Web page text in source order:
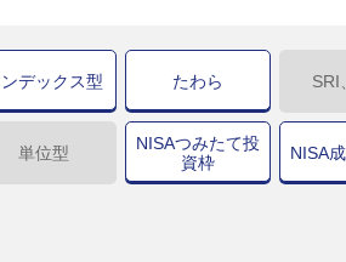
デックス型 たわら SRI
単位型
NISAつみたて投
資枠
NISA